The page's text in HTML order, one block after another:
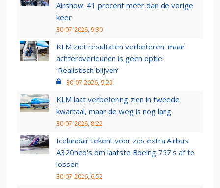
Airshow: 41 procent meer dan de vorige
keer
30-07-2026, 9:30
KLM ziet resultaten verbeteren, maar
achteroverleunen is geen optie:
‘Realistisch blijven’
30-07-2026, 9:29
KLM laat verbetering zien in tweede
kwartaal, maar de weg is nog lang
30-07-2026, 8:22
Icelandair tekent voor zes extra Airbus
A320neo's om laatste Boeing 757's af te
lossen
30-07-2026, 6:52